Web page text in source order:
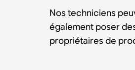
Nos techniciens
également poser
propriétaires de